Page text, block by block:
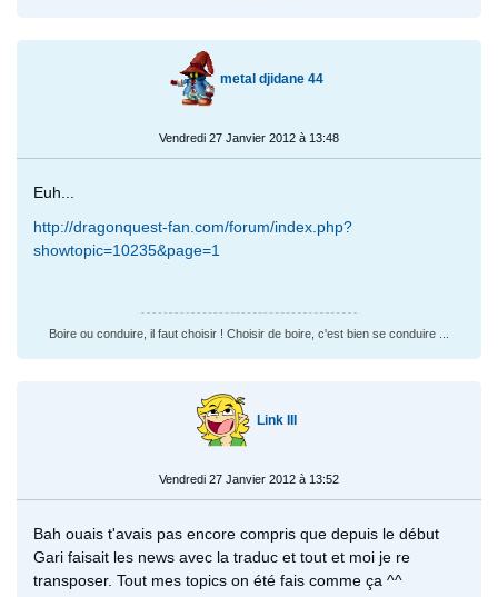
metal djidane 44
Vendredi 27 Janvier 2012 à 13:48
Euh...
http://dragonquest-fan.com/forum/index.php?
showtopic=10235&page=1
Boire ou conduire, il faut choisir ! Choisir de boire, c'est bien se conduire ...
Link III
Vendredi 27 Janvier 2012 à 13:52
Bah ouais t'avais pas encore compris que depuis le début
Gari faisait les news avec la traduc et tout et moi je re
transposer. Tout mes topics on été fais comme ça ^^